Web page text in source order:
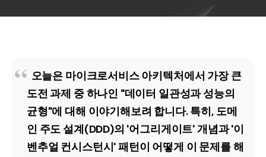
오늘은 마이크로서비스 아키텍처에서 가장 큰
도전 과제 중 하나인 "데이터 일관성과 성능의
균형"에 대해 이야기해보려 합니다. 특히, 도메
인 주도 설계(DDD)의 '어그리게이트' 개념과 '이
벤추얼 컨시스턴시' 패턴이 어떻게 이 문제를 해